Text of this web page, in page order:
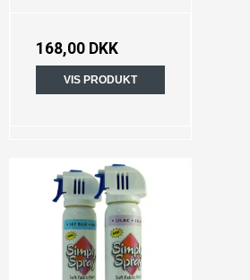
168,00 DKK
VIS PRODUKT